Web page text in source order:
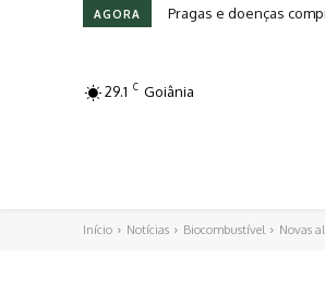
AGORA Pragas e doenças
Leilões em Alta:
29.1 C Goiânia
Início Notícias Biocombustível Novas